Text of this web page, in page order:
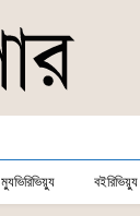
ম্যুভিরিভিয়্যু বইরিভিয়্যু